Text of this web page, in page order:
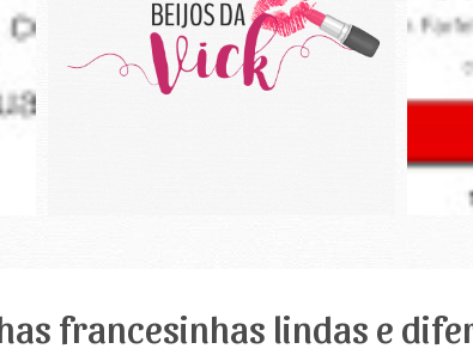
francesinhas lindas e